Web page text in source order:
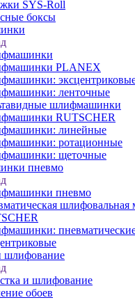
SYS-Roll
боксы
PLANEX
ленточные
шлифмашинки
RUTSCHER
линейные
ротационные
щеточные
пневмо
пневмо
шлифовальная
шлифование
и шлифование
обоев